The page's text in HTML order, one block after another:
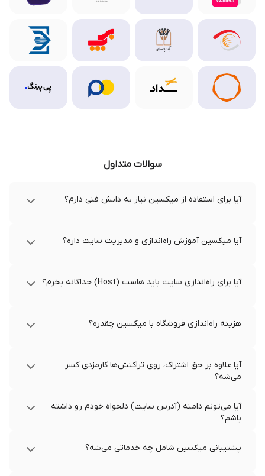
سوالات متداول
آیا برای استفاده از میکسین نیاز به دانش فنی دارم؟
آیا میکسین آموزش راه‌اندازی و مدیریت سایت داره؟
آیا برای راه‌اندازی سایت باید هاست (Host) جداگانه بخرم؟
هزینه راه‌اندازی فروشگاه با میکسین چقدره؟
آیا علاوه بر حق اشتراک، روی تراکنش‌ها کارمزدی کسر
می‌شه؟
آیا می‌تونم دامنه (آدرس سایت) دلخواه خودم رو داشته
باشم؟
پشتیبانی میکسین شامل چه خدماتی می‌شه؟